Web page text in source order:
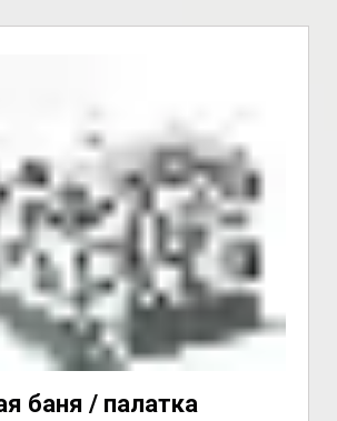
бaня / палатка